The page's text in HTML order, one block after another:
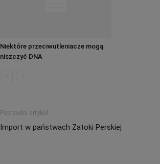
Niektóre przeciwutleniacze mogą
niszczyć DNA
Poprzedni artykuł
Import w państwach Zatoki Perskiej